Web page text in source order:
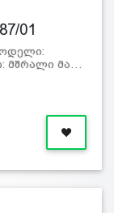
01
მშრალი მა…